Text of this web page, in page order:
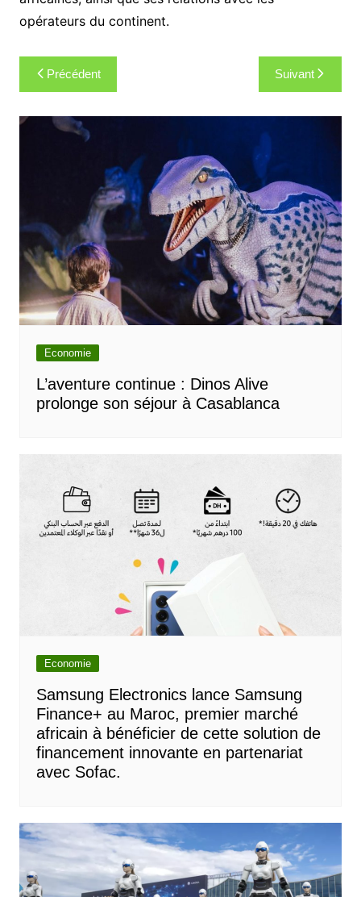
opérateurs du continent.
Navigation
de
l’article
Précédent Suivant
Economie
L’aventure continue : Dinos Alive
prolonge son séjour à Casablanca
Economie
Samsung Electronics lance Samsung
Finance+ au Maroc, premier marché
africain à bénéficier de cette solution de
financement innovante en partenariat
avec Sofac.